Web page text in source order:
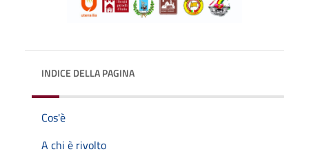
INDICE DELLA PAGINA
Cos'è
A chi è rivolto